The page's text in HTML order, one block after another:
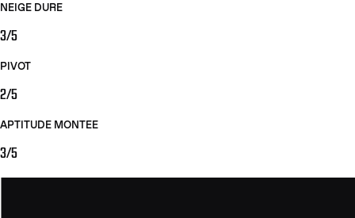
NEIGE DURE
3/5
PIVOT
2/5
APTITUDE MONTEE
3/5